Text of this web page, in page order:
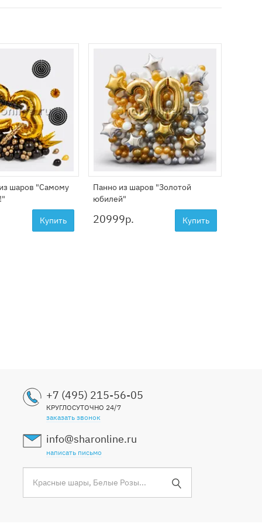
шаров "Самому
Купить
Панно из шаров "Золотой
юбилей"
20999р. Купить
+7 (495) 215-56-05
КРУГЛОСУТОЧНО 24/7
заказать звонок
info@sharonline.ru
написать письмо